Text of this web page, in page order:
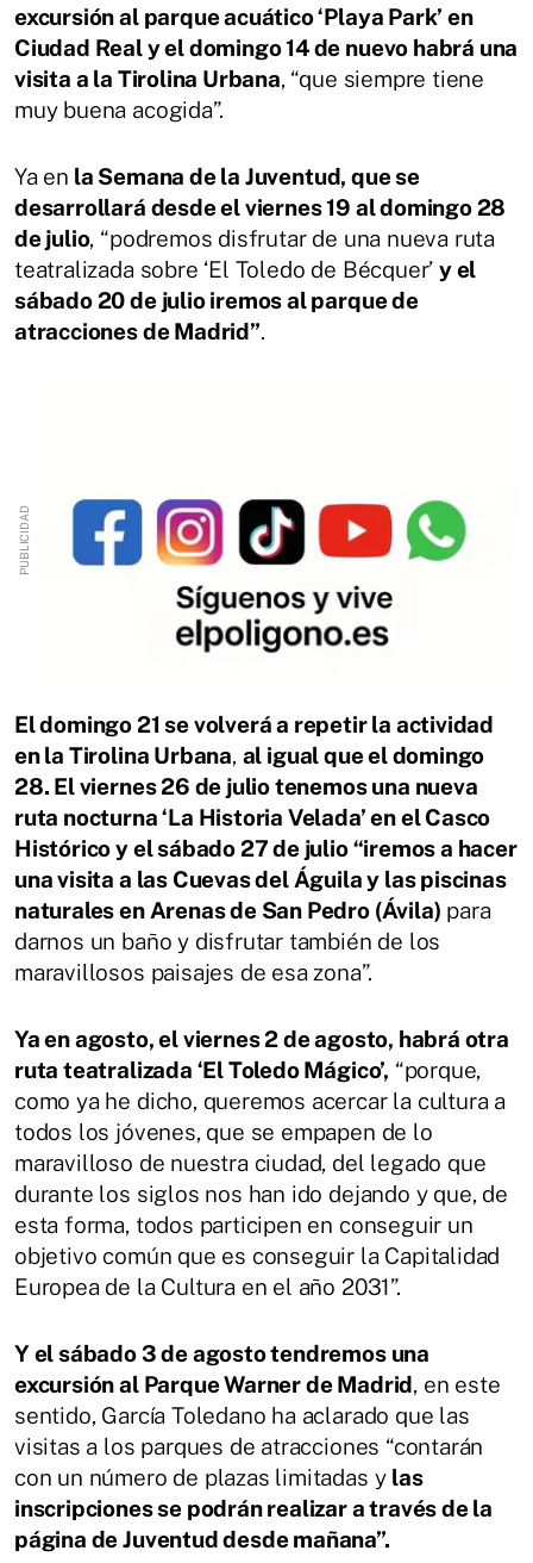
excursión al parque acuático ‘Playa Park’ en
Ciudad Real y el domingo 14 de nuevo habrá una
visita a la Tirolina Urbana, “que siempre tiene
muy buena acogida”.
Ya en la Semana de la Juventud, que se
desarrollará desde el viernes 19 al domingo 28
de julio, “podremos disfrutar de una nueva ruta
teatralizada sobre ‘El Toledo de Bécquer’y el
sábado 20 de julio iremos al parque de
atracciones de Madrid”.
El domingo 21 se volverá a repetir la actividad
en la Tirolina Urbana, al igual que el domingo
28. El viernes 26 de julio tenemos una nueva
ruta nocturna ‘La Historia Velada’ en el Casco
Histórico y el sábado 27 de julio “iremos a hacer
una visita a las Cuevas del Águila y las piscinas
naturales en Arenas de San Pedro (Ávila) para
darnos un baño y disfrutar también de los
maravillosos paisajes de esa zona”.
Ya en agosto, el viernes 2 de agosto, habrá otra
ruta teatralizada ‘El Toledo Mágico’, “porque,
como ya he dicho, queremos acercar la cultura a
todos los jóvenes, que se empapen de lo
maravilloso de nuestra ciudad, del legado que
durante los siglos nos han ido dejando y que, de
esta forma, todos participen en conseguir un
objetivo común que es conseguir la Capitalidad
Europea de la Cultura en el año 2031”.
Y el sábado 3 de agosto tendremos una
excursión al Parque Warner de Madrid, en este
sentido, García Toledano ha aclarado que las
visitas a los parques de atracciones “contarán
con un número de plazas limitadas y las
inscripciones se podrán realizar a través de la
página de Juventud desde mañana”.